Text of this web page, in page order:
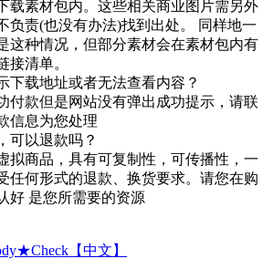
载素材包内。这些相关商业图片需另外
负责(也没有办法)找到出处。 同样地一
这种情况，但部分素材会在素材包内有
接清单。
下载地址或者无法查看内容？
付款但是网站没有弹出成功提示，请联
信息为您处理
可以退款吗？
拟商品，具有可复制性，可传播性，一
任何形式的退款、换货要求。请您在购
好 是您所需要的资源
【中文】